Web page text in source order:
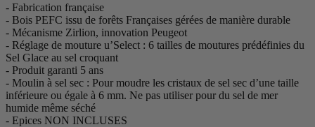
- Fabrication française
- Bois PEFC issu de forêts Françaises gérées de manière durable
- Mécanisme Zirlion, innovation Peugeot
- Réglage de mouture u’Select : 6 tailles de moutures prédéfinies du
Sel Glace au sel croquant
- Produit garanti 5 ans
- Moulin à sel sec : Pour moudre les cristaux de sel sec d’une taille
inférieure ou égale à 6 mm. Ne pas utiliser pour du sel de mer
humide même séché
- Epices NON INCLUSES